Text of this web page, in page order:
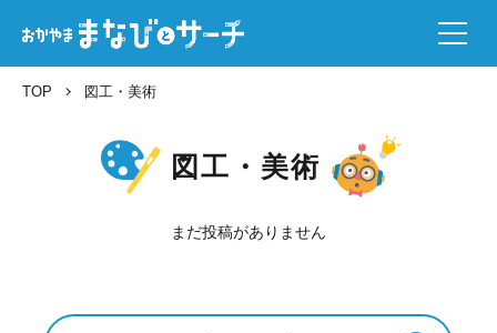
TOP 図工・美術
図工・美術
まだ投稿がありません